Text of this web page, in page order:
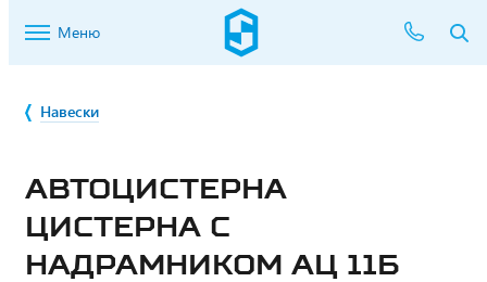
Меню
Навески
АВТОЦИСТЕРНА
ЦИСТЕРНА С
НАДРАМНИКОМ АЦ 11Б